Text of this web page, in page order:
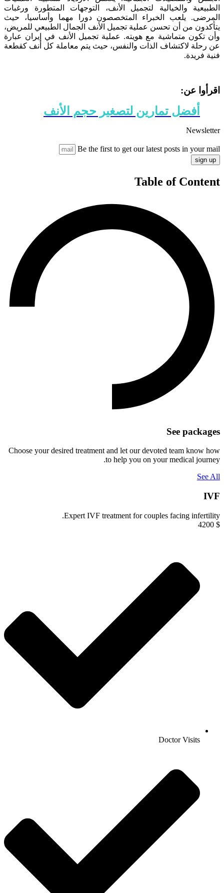
الطبيعية والخيالية لتجميل الأنف، التوجهات المتطورة ورغبات
المرضى. يلعب الخبراء المتخصصون دورا مهما وأساسيا، حيث
يتأكدون من أن تحسن عملية تجميل الأنف الجمال الطبيعي للمريض،
وأن تكون متماشية مع هويته. عملية تجميل الأنف في إيران عبارة
عن رحلة لاكتشاف الذات والنفس، حيث يتم معاملة كل أنف كقطعة
فنية فريدة.
اقرأوا عن:
أفضل تمارين لتصغير حجم الأنف
Newsletter
Be the first to get our latest posts in your mail
sign up
Table of Content
See packages
Choose your desired treatment and let our devoted team know how
to help you on your medical journey.
See All
IVF
Expert IVF treatment for couples facing infertility.
$
4200
Doctor Visits